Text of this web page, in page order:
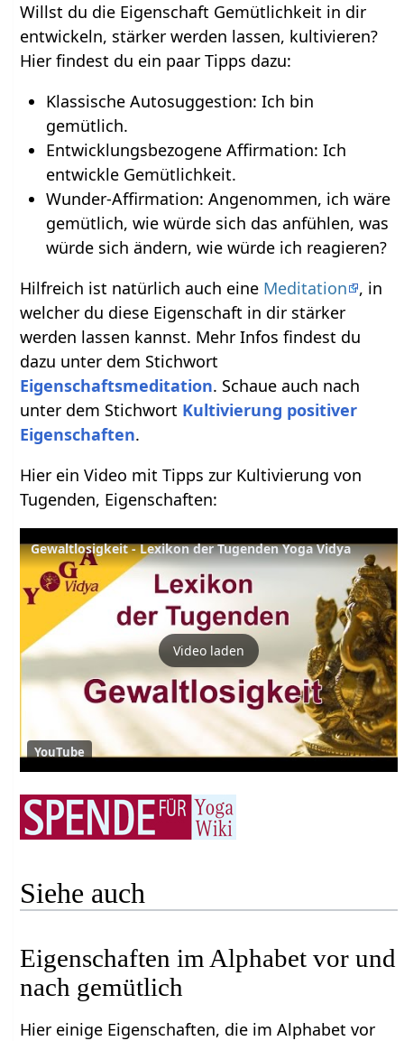
Willst du die Eigenschaft Gemütlichkeit in dir
entwickeln, stärker werden lassen, kultivieren?
Hier findest du ein paar Tipps dazu:
Klassische Autosuggestion: Ich bin
gemütlich.
Entwicklungsbezogene Affirmation: Ich
entwickle Gemütlichkeit.
Wunder-Affirmation: Angenommen, ich wäre
gemütlich, wie würde sich das anfühlen, was
würde sich ändern, wie würde ich reagieren?
Hilfreich ist natürlich auch eine Meditation
, in
welcher du diese Eigenschaft in dir stärker
werden lassen kannst. Mehr Infos findest du
dazu unter dem Stichwort
Eigenschaftsmeditation. Schaue auch nach
unter dem Stichwort Kultivierung positiver
Eigenschaften.
Hier ein Video mit Tipps zur Kultivierung von
Tugenden, Eigenschaften:
Gewaltlosigkeit - Lexikon der Tugenden Yoga Vidya
Video laden
YouTube
Siehe auch
Eigenschaften im Alphabet vor und
nach gemütlich
Hier einige Eigenschaften, die im Alphabet vor